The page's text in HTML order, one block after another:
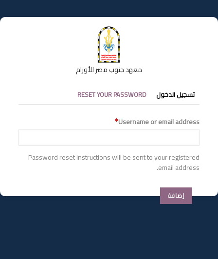
إلى
المحتوى
معهد جنوب مصر للأورام
التبويبات
الأساسية
تسجيل الدخول RESET YOUR PASSWORD
Username or email address
Password reset instructions will be sent to your registered
email address.